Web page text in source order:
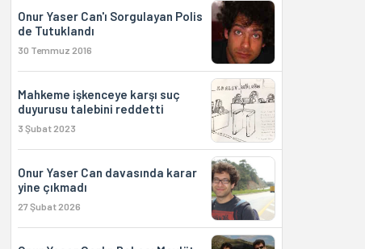
Onur Yaser Can'ı Sorgulayan Polis
de Tutuklandı
30 Temmuz 2016
Mahkeme işkenceye karşı suç
duyurusu talebini reddetti
3 Şubat 2023
Onur Yaser Can davasında karar
yine çıkmadı
27 Şubat 2026